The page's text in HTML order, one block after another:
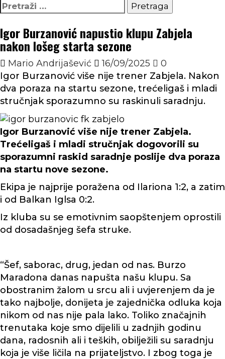
Pretraga:
Igor Burzanović napustio klupu Zabjela
nakon lošeg starta sezone
Mario Andrijašević 16/09/2025
0
Igor Burzanović više nije trener Zabjela. Nakon
dva poraza na startu sezone, trećeligaš i mladi
stručnjak sporazumno su raskinuli saradnju.
Igor Burzanović više nije trener Zabjela.
Trećeligaš i mladi stručnjak dogovorili su
sporazumni raskid saradnje poslije dva poraza
na startu nove sezone.
Ekipa je najprije poražena od Ilariona 1:2, a zatim
i od Balkan Iglsa 0:2.
Iz kluba su se emotivnim saopštenjem oprostili
od dosadašnjeg šefa struke.
“Šef, saborac, drug, jedan od nas. Burzo
Maradona danas napušta našu klupu. Sa
obostranim žalom u srcu ali i uvjerenjem da je
tako najbolje, donijeta je zajednička odluka koja
nikom od nas nije pala lako. Toliko značajnih
trenutaka koje smo dijelili u zadnjih godinu
dana, radosnih ali i teških, obilježili su saradnju
koja je više ličila na prijateljstvo. I zbog toga je